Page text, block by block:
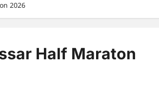
2026
Half Maraton